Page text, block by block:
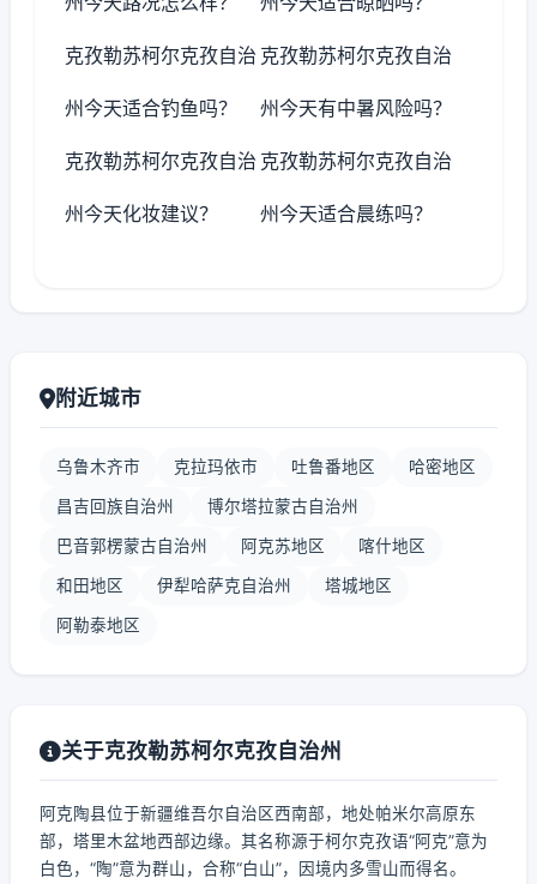
克孜勒苏柯尔克孜自治
州今天适合钓鱼吗？
克孜勒苏柯尔克孜自治
州今天有中暑风险吗？
克孜勒苏柯尔克孜自治
州今天化妆建议？
克孜勒苏柯尔克孜自治
州今天适合晨练吗？
附近城市
乌鲁木齐市 克拉玛依市 吐鲁番地区 哈密地区
昌吉回族自治州 博尔塔拉蒙古自治州
巴音郭楞蒙古自治州 阿克苏地区 喀什地区
和田地区 伊犁哈萨克自治州 塔城地区
阿勒泰地区
关于克孜勒苏柯尔克孜自治州
阿克陶县位于新疆维吾尔自治区西南部，地处帕米尔高原东
部，塔里木盆地西部边缘。其名称源于柯尔克孜语“阿克”意为
白色，“陶”意为群山，合称“白山”，因境内多雪山而得名。